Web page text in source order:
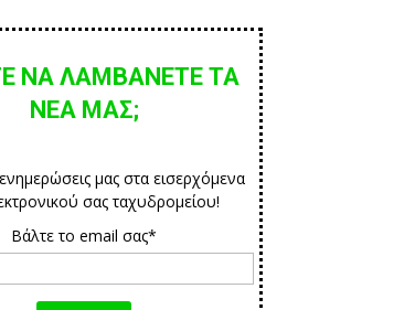
ΝΑ ΛΑΜΒΑΝΕΤΕ ΤΑ
ΝΕΑ ΜΑΣ;
μας στα εισερχόμενα
σας ταχυδρομείου!
Βάλτε το email σας*